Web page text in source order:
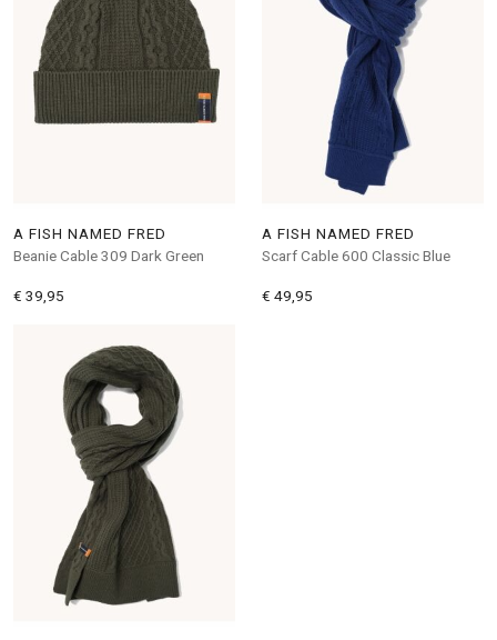
A FISH NAMED FRED
Beanie Cable 309 Dark Green
€ 39,95
A FISH NAMED FRED
Scarf Cable 600 Classic Blue
€ 49,95